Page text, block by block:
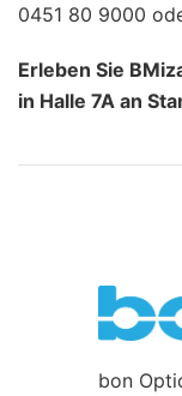
0451 80 9000
Erleben Sie
in Halle 7A an
bon